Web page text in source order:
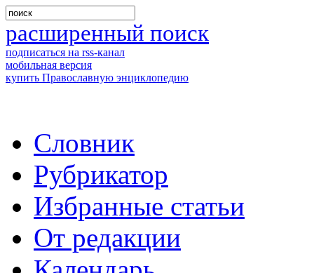
расширенный поиск
подписаться на rss-канал
мобильная версия
купить Православную энциклопедию
Словник
Рубрикатор
Избранные статьи
От редакции